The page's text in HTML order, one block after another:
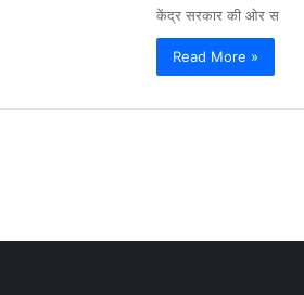
केंद्र सरकार की ओर स
Read More »